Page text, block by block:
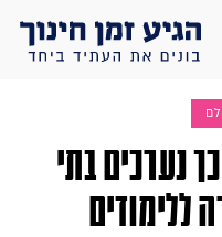
נערכים בתי
ללימודים